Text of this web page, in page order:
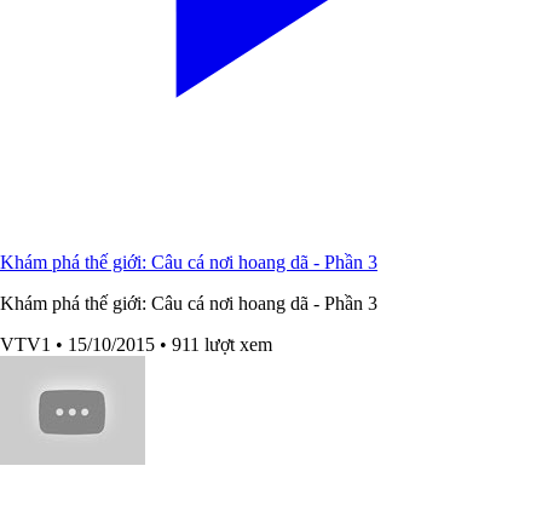
Khám phá thế giới: Câu cá nơi hoang dã - Phần 3
Khám phá thế giới: Câu cá nơi hoang dã - Phần 3
VTV1 • 15/10/2015 • 911 lượt xem